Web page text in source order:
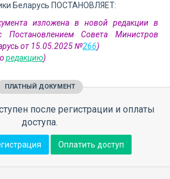
Беларусь ПОСТАНОВЛЯЕТ:
изложена в новой редакции в
Постановлением Совета Министров
от 15.05.2025 №266)
редакцию)
ПЛАТНЫЙ ДОКУМЕНТ
после регистрации и оплаты
доступа.
Оплатить доступ